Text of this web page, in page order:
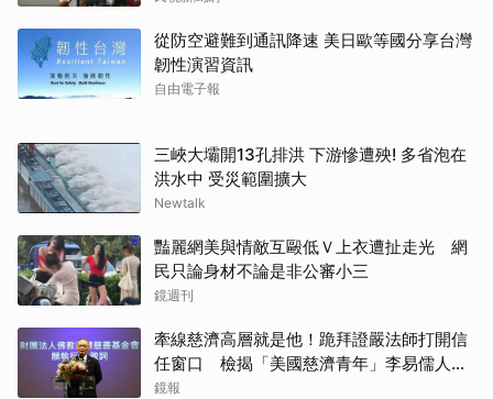
從防空避難到通訊降速 美日歐等國分享台灣
韌性演習資訊
自由電子報
三峽大壩開13孔排洪 下游慘遭殃! 多省泡在
洪水中 受災範圍擴大
Newtalk
豔麗網美與情敵互毆低Ｖ上衣遭扯走光 網
民只論身材不論是非公審小三
鏡週刊
牽線慈濟高層就是他！跪拜證嚴法師打開信
任窗口 檢揭「美國慈濟青年」李易儒人脈
網絡
鏡報